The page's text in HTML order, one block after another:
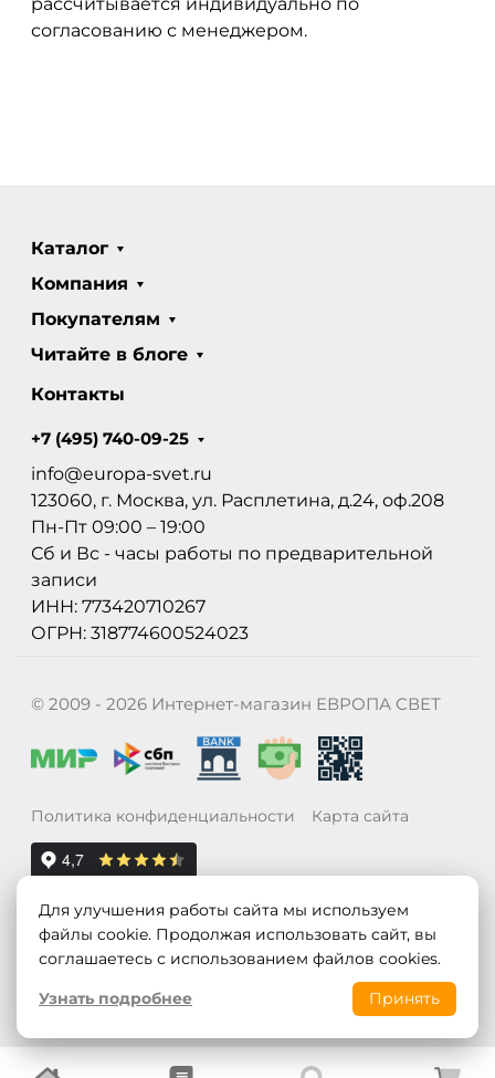
согласованию с менеджером.
Каталог
Компания
Покупателям
Читайте в блоге
Контакты
+7 (495) 740-09-25
info@europa-svet.ru
123060, г. Москва, ул. Расплетина, д.24, оф.208
Пн-Пт 09:00 – 19:00
Сб и Вс - часы работы по предварительной
записи
ИНН: 773420710267
ОГРН: 318774600524023
© 2009 - 2026 Интернет-магазин ЕВРОПА СВЕТ
Политика конфиденциальности Карта сайта
Для улучшения работы сайта мы используем
файлы cookie. Продолжая использовать сайт, вы
соглашаетесь с использованием файлов cookies.
Узнать подробнее
Принять